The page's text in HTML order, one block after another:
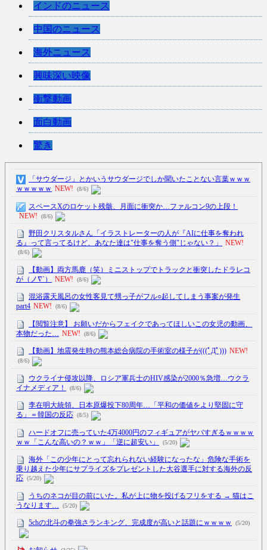
インドのニュース
中国のニュース
海外ニュース
興味深い映像
衝撃動画
面白動画
驚き
「サウダージ」とかいうサウダージでしか聞いたことない言葉ｗｗｗ
ｗｗｗｗｗ NEW! (8/6)
スペースXのロケット残骸、月面に衝突か…ファルコン9の上段！
NEW!
(8/6)
野田クリスタルさん「イラストレーターの人が『AIに仕事を奪われ
る』って言ってるけど、あなた達は"仕事を奪う側"じゃない？」
NEW!
(8/6)
【動画】両方馬鹿（笑）ミニストップでトラックと衝突したドラレコ
が（ノ∇`）
NEW! (8/6)
混浴露天風呂の女性客見て甥っ子がフル○起してしまう事案が発生
part4 NEW! (8/6)
【閲覧注意】 お願いだからフェイクであってほしいこの女児の動画、
本物だった… NEW! (8/6)
【動画】地震発生時の熊本総合病院の手術室の様子が(((ﾟДﾟ))) NEW!
(8/6)
ウクライナ侵攻以降、ロシア軍兵士のHIV感染が2000％急増…ウクラ
イナメディア！
(8/6)
李在明大統領、日本原爆投下80周年…「平和の価値をより堅固に守
る」＝韓国の反応 (8/5)
ハードオフに売っていた4万4000円のフィギュアがヤバすぎるｗｗｗｗ
ｗｗ「こんな高いの？ｗｗ」「逆に超安い」
(5/20)
海外「この少年にとって忘れられない経験になったな」危険な手術を
乗り越えた少年にサプライズをプレゼントした大谷選手に対する海外の反
応 (5/20)
うちのネコが目の前にいた。私が上に物を投げるフリをする → 猫はこ
うなります…
(5/20)
5chの北斗の拳強さランキング、完成度が高いと話題にｗｗｗｗ (5/20)